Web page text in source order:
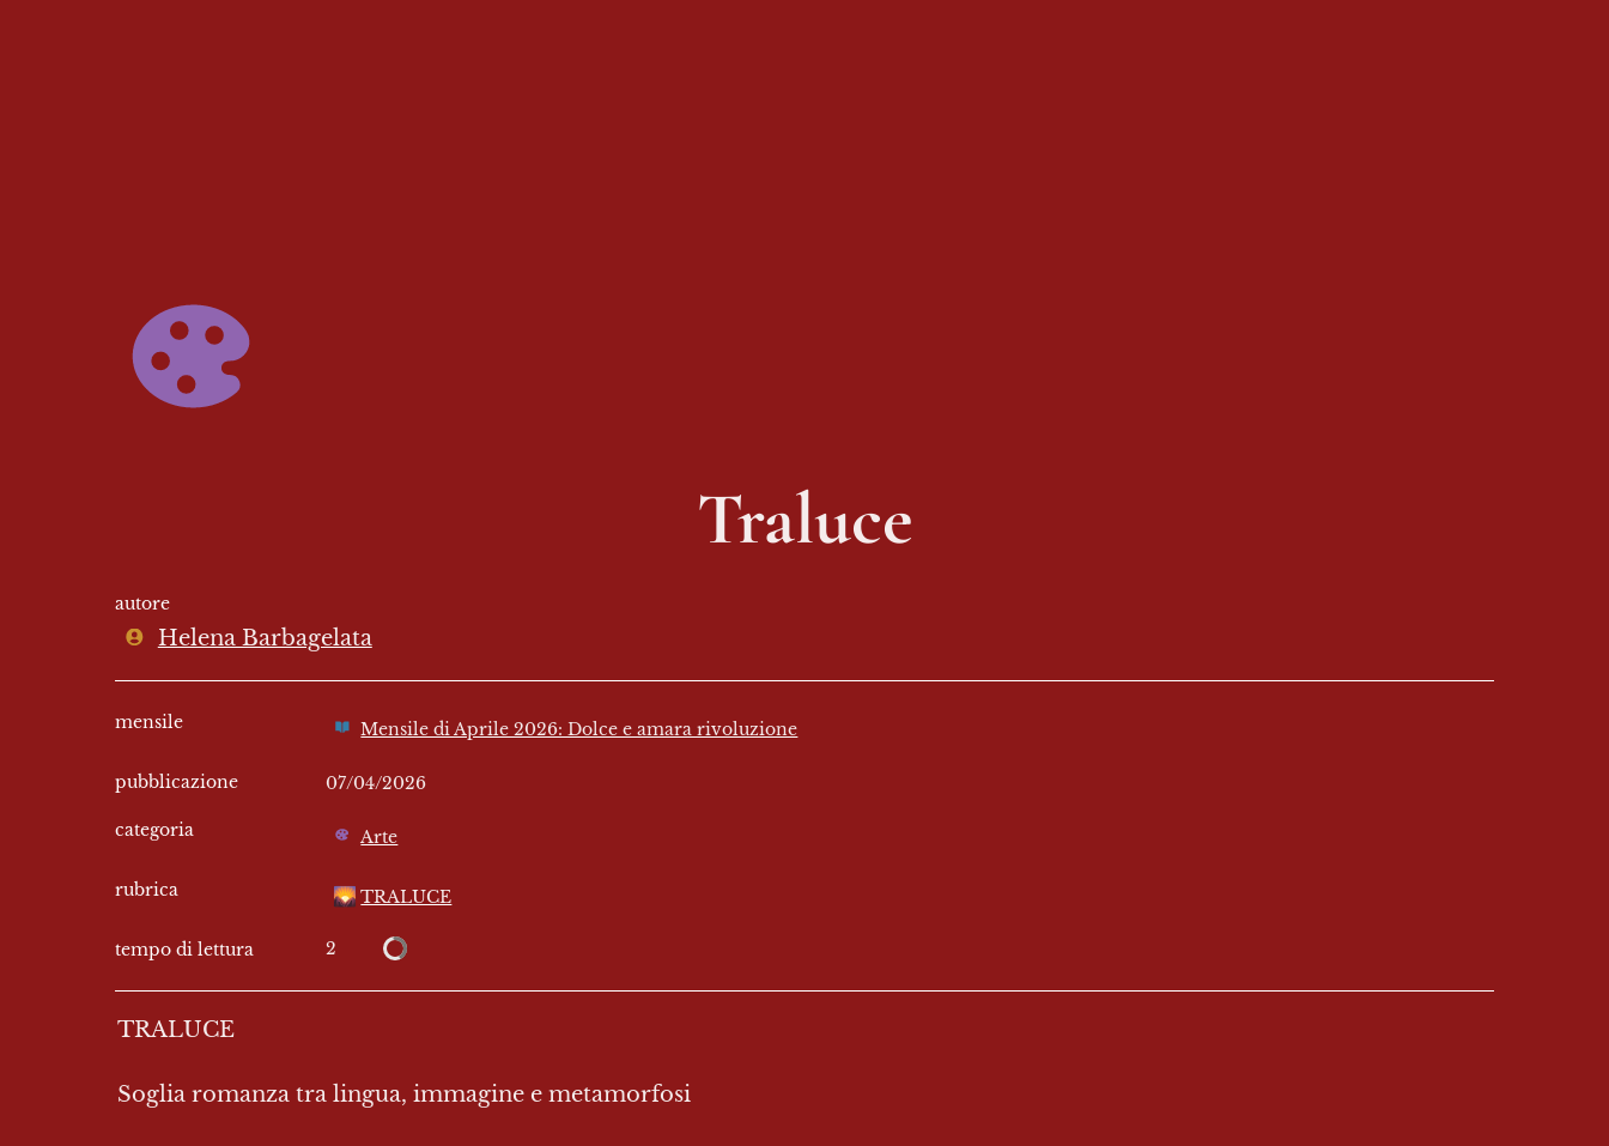
Traluce
autore
Helena Barbagelata
mensile Mensile di Aprile 2026: Dolce e amara rivoluzione
pubblicazione 07/04/2026
categoria Arte
rubrica 🌄 TRALUCE
tempo di lettura 2
TRALUCE
Soglia romanza tra lingua, immagine e metamorfosi